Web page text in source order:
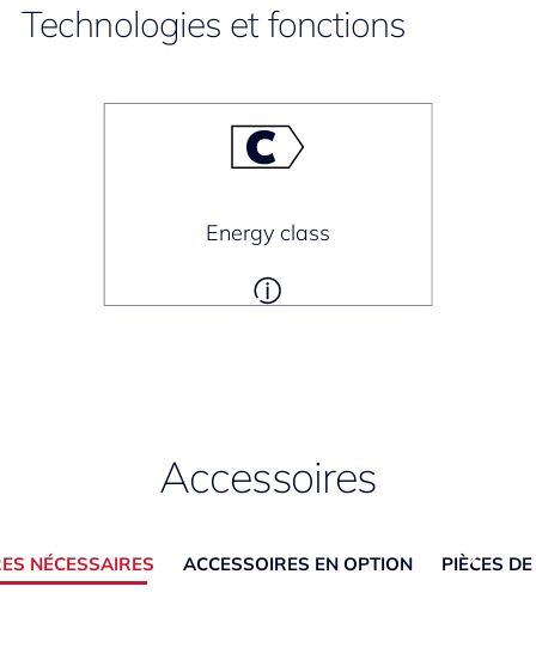
Technologies et fonctions
Energy class
Accessoires
NÉCESSAIRES ACCESSOIRES EN OPTION PIÈCES